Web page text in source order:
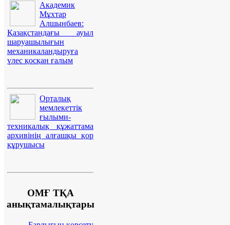
Академик
Мұхтар
Алшынбаев:
Қазақстандағы ауыл
шаруашылығын
механикаландыруға
үлес қосқан ғалым
Орталық
мемлекеттік
ғылыми-
техникалық құжаттама
архивінің алғашқы қор
құрушысы
ОМҒ ТҚА
анықтамалықтары